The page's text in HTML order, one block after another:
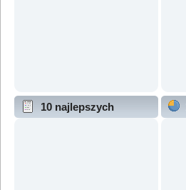
10 najlepszych